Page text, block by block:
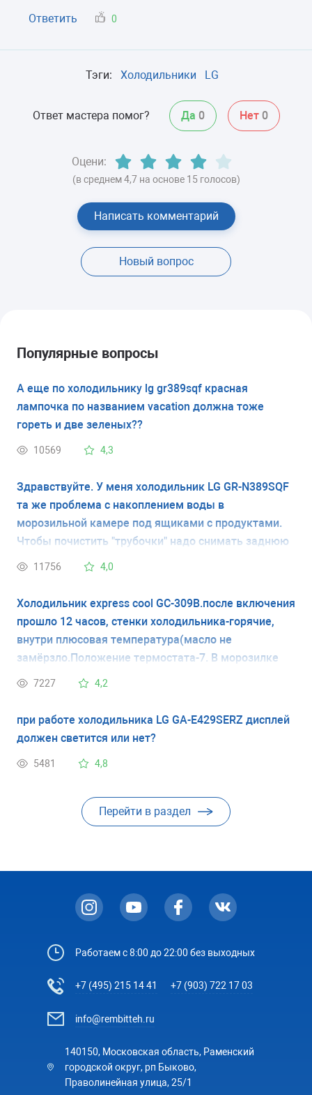
Ответить
0
Тэги: Холодильники LG
Ответ мастера помог? Да 0 Нет 0
Оцени:
(в среднем 4,7 на основе 15 голосов)
Написать комментарий
Новый вопрос
Популярные вопросы
А еще по холодильнику lg gr389sqf красная
лампочка по названием vacation должна тоже
гореть и две зеленых??
10569 4,3
Здравствуйте. У меня холодильник LG GR-N389SQF
та же проблема с накоплением воды в
морозильной камере под ящиками с продуктами.
Чтобы почистить "трубочки" надо снимать заднюю
панель в морозильной камере? Если да то как?
11756 4,0
Холодильник express cool GC-309B.после включения
прошло 12 часов, стенки холодильника-горячие,
внутри плюсовая температура(масло не
замёрзло.Положение термостата-7. В морозилке
всё замерзло в кость.Откуда поступает холод в
7227 4,2
при работе холодильника LG GA-E429SERZ дисплей
должен светится или нет?
5481 4,8
Перейти в раздел
Работаем с 8:00 до 22:00 без выходных
+7 (495) 215 14 41 +7 (903) 722 17 03
info@rembitteh.ru
140150, Московская область, Раменский
городской округ, рп Быково,
Праволинейная улица, 25/1